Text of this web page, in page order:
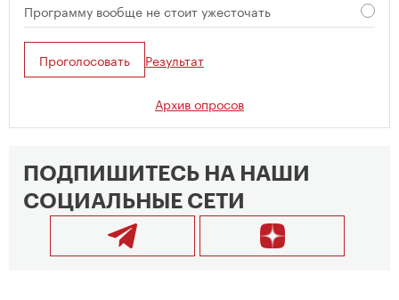
Программу вообще не стоит ужесточать
Проголосовать Результат
Архив опросов
ПОДПИШИТЕСЬ НА НАШИ
СОЦИАЛЬНЫЕ СЕТИ